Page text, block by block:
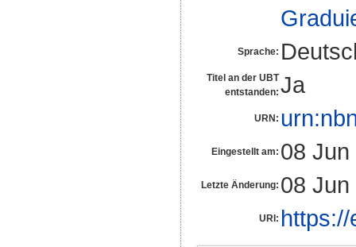
Sprache:
Titel an der UBT
entstanden: Ja
URN:
Eingestellt am: 08
Letzte Änderung: 08
URI: